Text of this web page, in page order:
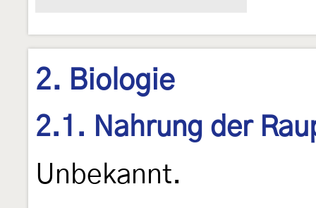
2. Biologie
2.1. Nahrung der
Unbekannt.